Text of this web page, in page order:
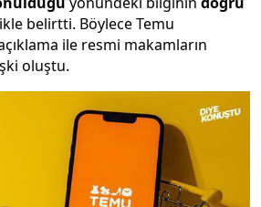
belirtti. Böylece Temu
ile resmi makamların
oluştu.